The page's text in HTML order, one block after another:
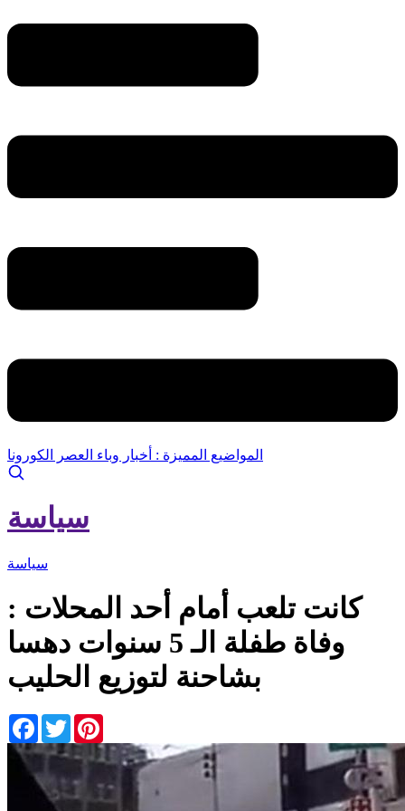
المواضيع المميزة : أخبار وباء العصر الكورونا
سياسة
سياسة
كانت تلعب أمام أحد المحلات :
وفاة طفلة الـ 5 سنوات دهسا
بشاحنة لتوزيع الحليب
Facebook
Twitter